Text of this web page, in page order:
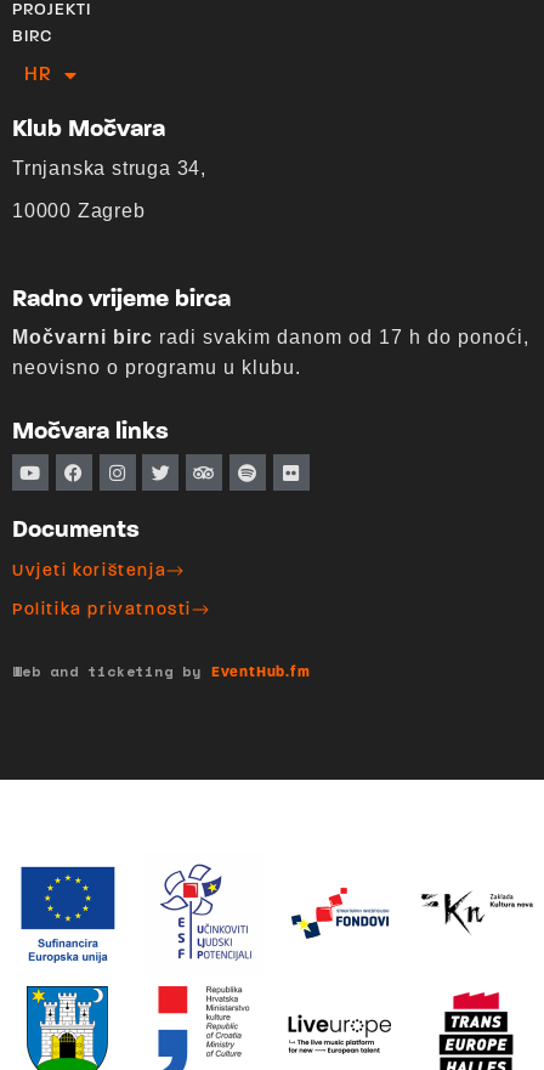
PROJEKTI
BIRC
HR
EN
Klub Močvara
Trnjanska struga 34,
10000 Zagreb
Radno vrijeme birca
Močvarni birc radi svakim danom od 17 h do ponoći,
neovisno o programu u klubu.
Močvara links
Documents
Uvjeti korištenja
Politika privatnosti
Web and ticketing by EventHub.fm